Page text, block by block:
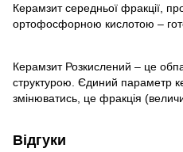
Керамзит середньої фракції,
ортофосфорною кислотою –
Керамзит Розкислений – це
структурою. Єдиний параметр
змінюватись, це фракція
Відгуки